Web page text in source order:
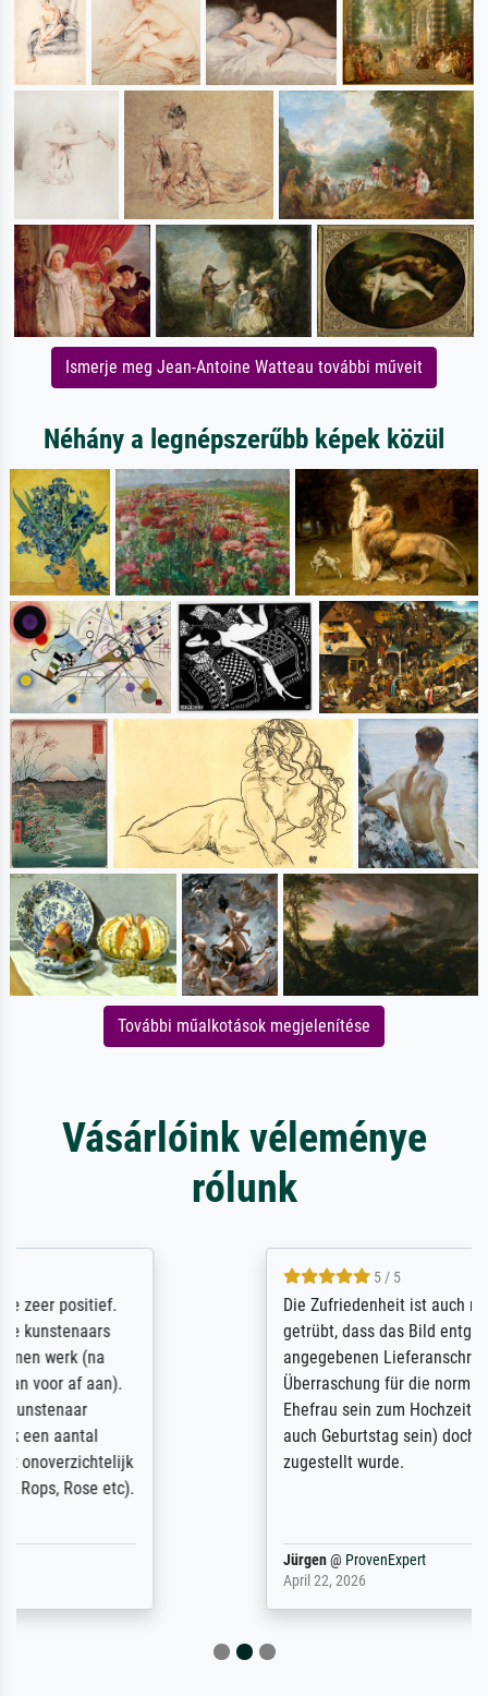
Ismerje meg Jean-Antoine Watteau további műveit
Néhány a legnépszerűbb képek közül
További műalkotások megjelenítése
Vásárlóink véleménye
rólunk
Die Zufriedenheit ist auch nicht dadurch
getrübt, dass das Bild entgegen einer
angegebenen Lieferanschrift (sollte eine
Überraschung für die normannische
Ehefrau sein zum Hochzeits- gleichzeitig
auch Geburtstag sein) doch nach zu Hause
zugestellt wurde.